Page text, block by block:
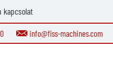
kapcsolat
info@fiss-machines.com